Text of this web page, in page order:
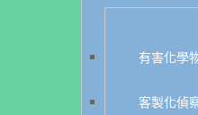
有害化學
客製化偵